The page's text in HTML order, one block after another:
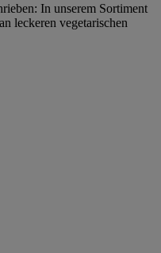
In unserem Sortiment
leckeren vegetarischen